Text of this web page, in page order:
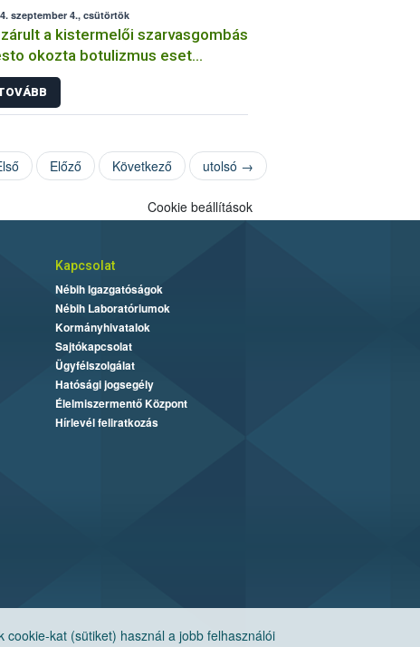
szeptember 4., csütörtök
a kistermelői szarvasgombás
okozta botulizmus eset
Előző Következő utolsó →
kat (sütiket) használ a jobb felhasználói
Cookie beállítások
Kapcsolat
Nébih Igazgatóságok
Nébih Laboratóriumok
Kormányhivatalok
Sajtókapcsolat
Ügyfélszolgálat
Hatósági jogsegély
Élelmiszermentő Központ
Hírlevél feliratkozás